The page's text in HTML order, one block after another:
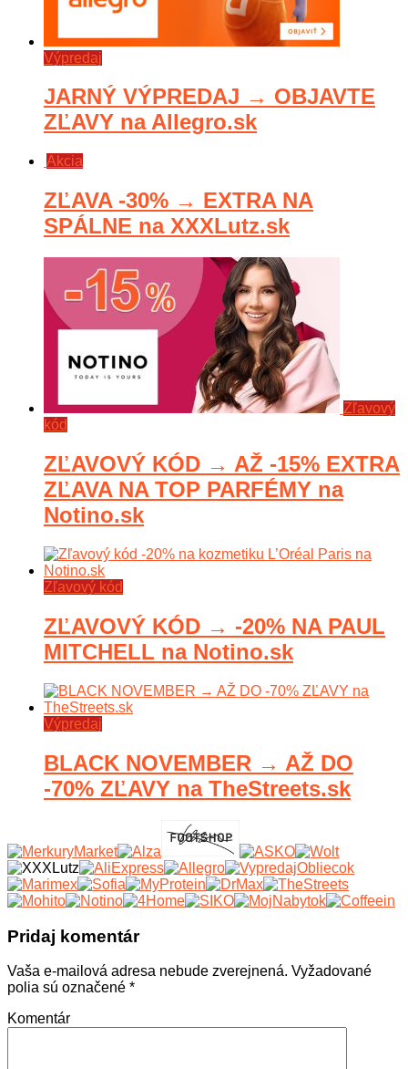
Výpredaj
JARNÝ VÝPREDAJ → OBJAVTE
ZĽAVY na Allegro.sk
Akcia
ZĽAVA -30% → EXTRA NA
SPÁLNE na XXXLutz.sk
Zľavový
kód
ZĽAVOVÝ KÓD → AŽ -15% EXTRA
ZĽAVA NA TOP PARFÉMY na
Notino.sk
Zľavový kód
ZĽAVOVÝ KÓD → -20% NA PAUL
MITCHELL na Notino.sk
Výpredaj
BLACK NOVEMBER → AŽ DO
-70% ZĽAVY na TheStreets.sk
Pridaj komentár
Vaša e-mailová adresa nebude zverejnená. Vyžadované
polia sú označené *
Komentár